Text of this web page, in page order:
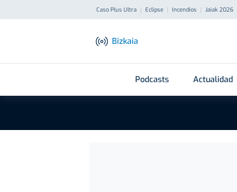
Caso Plus Ultra Eclipse Incendios Jaiak 2026
Bizkaia
Podcasts Actualidad